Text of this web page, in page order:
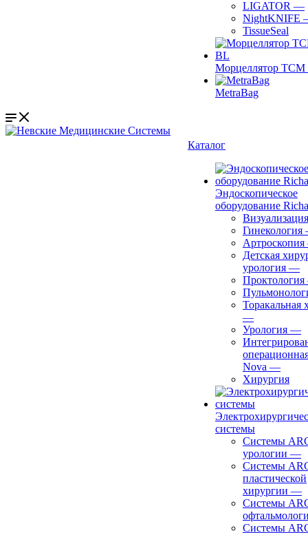
LIGATOR —
NightKNIFE
TissueSeal
Морцеллятор ТСМ
MetraBag
Каталог
Эндоскопическое
оборудование
Визуализация
Гинекология
Артроскопия
Детская
урология —
Проктология
Торакальная
—
Урология —
Nova —
Хирургия
системы
Системы
урологии —
Системы
пластической
хирургии —
Системы
Системы